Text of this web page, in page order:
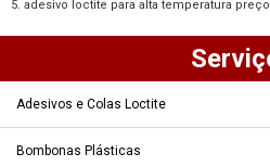
adesivo loctite para alta temperatura
Adesivos e Colas Loctite
Bombonas Plásticas